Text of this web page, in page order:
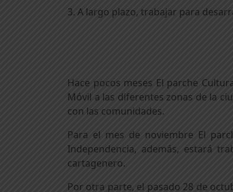
3. A largo plazo, trabajar para
Hace pocos meses El parche
Móvil a las diferentes zonas de la
con las comunidades.
Para el mes de noviembre El
Independencia, además, estará
cartagenero.
Por otra parte, el pasado 28 de